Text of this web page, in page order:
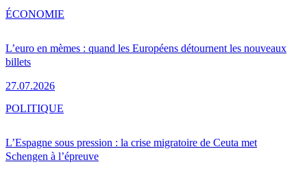
L’euro en mèmes : quand les Européens détournent les nouveaux
billets
27.07.2026
ÉCONOMIE
L’Espagne sous pression : la crise migratoire de Ceuta met
Schengen à l’épreuve
POLITIQUE